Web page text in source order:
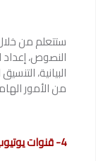
النصوص، إعداد
البيانية،
من الأمور
4- قنوات يوتيوب لتعلم الإكسيل | قناة Excellawy